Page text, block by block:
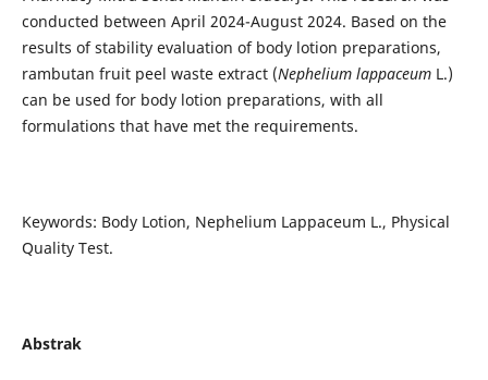
conducted between April 2024-August 2024. Based on the
results of stability evaluation of body lotion preparations,
rambutan fruit peel waste extract (Nephelium lappaceumL.)
can be used for body lotion preparations, with all
formulations that have met the requirements.
Keywords: Body Lotion, Nephelium Lappaceum L., Physical
Quality Test.
Abstrak